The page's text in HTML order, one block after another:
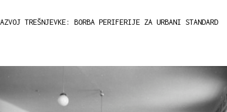
TREŠNJEVKE: BORBA PERIFERIJE ZA URBANI STANDARD